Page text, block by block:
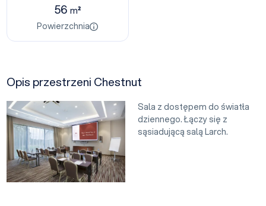
56 m²
Powierzchnia
Opis przestrzeni Chestnut
Sala z dostępem do światła
dziennego. Łączy się z
sąsiadującą salą Larch.